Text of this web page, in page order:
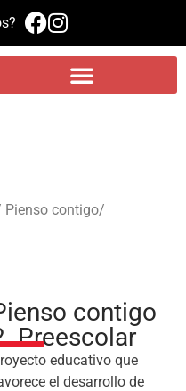
Pienso contigo/
contigo
Preescolar
educativo que
el desarrollo de